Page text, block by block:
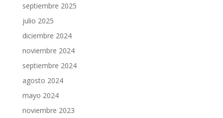
septiembre 2025
julio 2025
diciembre 2024
noviembre 2024
septiembre 2024
agosto 2024
mayo 2024
noviembre 2023